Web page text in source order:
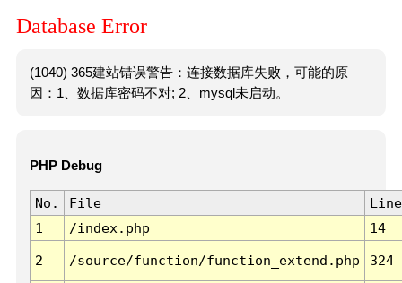
Database Error
(1040) 365建站错误警告：连接数据库失败，可能的原
因：1、数据库密码不对; 2、mysql未启动。
PHP Debug
No. File
Line
1
/index.php 14
2 /source/function/function_extend.php 324